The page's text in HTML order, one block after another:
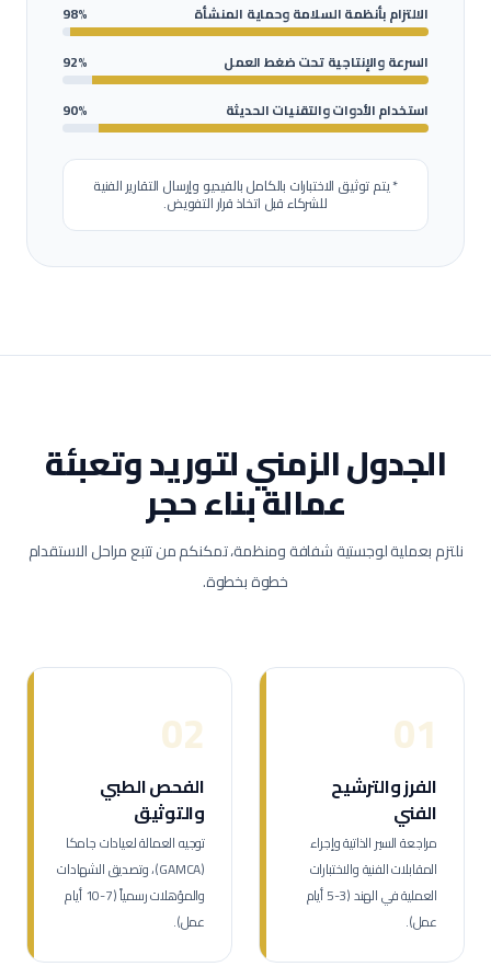
الالتزام بأنظمة السلامة وحماية المنشأة
98%
السرعة والإنتاجية تحت ضغط العمل
92%
استخدام الأدوات والتقنيات الحديثة
90%
* يتم توثيق الاختبارات بالكامل بالفيديو وإرسال التقارير الفنية
للشركاء قبل اتخاذ قرار التفويض.
الجدول الزمني لتوريد وتعبئة
عمالةبناء حجر
نلتزم بعملية لوجستية شفافة ومنظمة، تمكنكم من تتبع مراحل الاستقدام
خطوة بخطوة.
01
الفرز والترشيح
الفني
مراجعة السير الذاتية وإجراء
المقابلات الفنية والاختبارات
العملية في الهند (3-5 أيام
عمل).
02
الفحص الطبي
والتوثيق
توجيه العمالة لعيادات جامكا
(GAMCA)، وتصديق الشهادات
والمؤهلات رسمياً (7-10 أيام
عمل).